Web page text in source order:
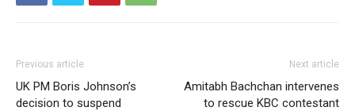
Previous article
UK PM Boris Johnson’s
decision to suspend
Next article
Amitabh Bachchan intervenes
to rescue KBC contestant